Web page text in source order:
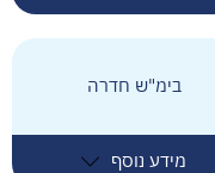
בימ"ש חדרה
מידע נוסף